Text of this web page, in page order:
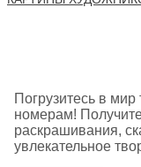
Погрузитесь в
номерам!
раскрашивания,
увлекательное